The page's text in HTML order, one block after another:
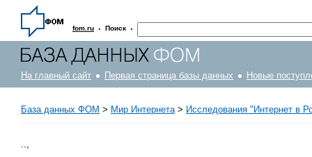
fom.ru · Поиск ·
На главный сайт Первая страница базы данных Новые
База данных ФОМ > Мир Интернета> Исследования "Интернет в